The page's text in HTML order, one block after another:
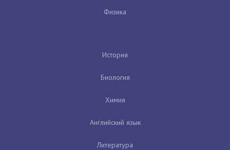
Физика
История
Биология
Химия
Английский язык
Литература